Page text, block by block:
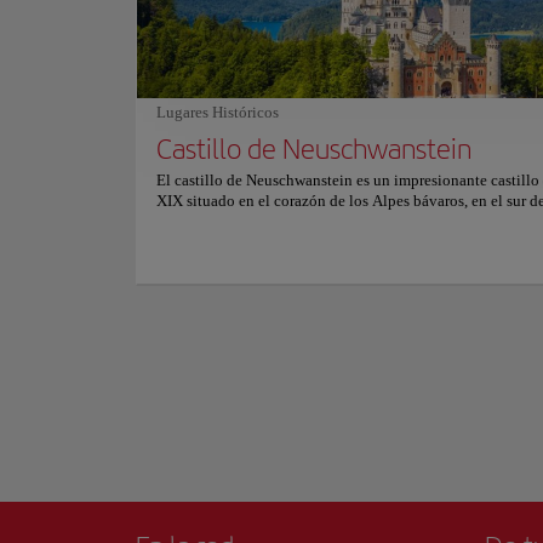
información sobre reservas y precios, consulte su web
Lugares Históricos
Castillo de Neuschwanstein
El castillo de Neuschwanstein es un impresionante
XIX situado en el corazón de los Alpes bávaros, en el sur
reconocibles de la
horizonte de la
Construida en el
las iglesias más
el interior de la
muchas leyendas
La Frauenkirche
Mostrar más